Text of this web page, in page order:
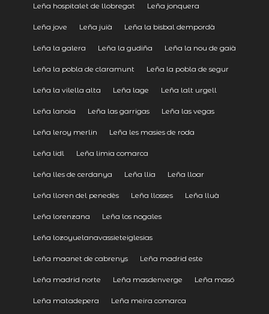
Leña hospitalet de llobregat Leña jonquera
Leña jove Leña juià Leña la bisbal dempordà
Leña la galera Leña la gudiña Leña la nou de gaià
Leña la pobla de claramunt Leña la pobla de segur
Leña la vilella alta Leña lage Leña lalt urgell
Leña lanoia Leña las garrigas Leña las vegas
Leña leroy merlin Leña les masies de roda
Leña lidl Leña limia comarca
Leña lles de cerdanya Leña llia Leña lloar
Leña lloren del penedès Leña llosses Leña lluà
Leña lorenzana Leña los nogales
Leña lozoyuelanavassieteiglesias
Leña maanet de cabrenys Leña madrid este
Leña madrid norte Leña masdenverge Leña masó
Leña matadepera Leña meira comarca